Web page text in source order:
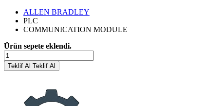
ALLEN BRADLEY
PLC
COMMUNICATION MODULE
Ürün sepete eklendi.
Teklif Al Teklif Al